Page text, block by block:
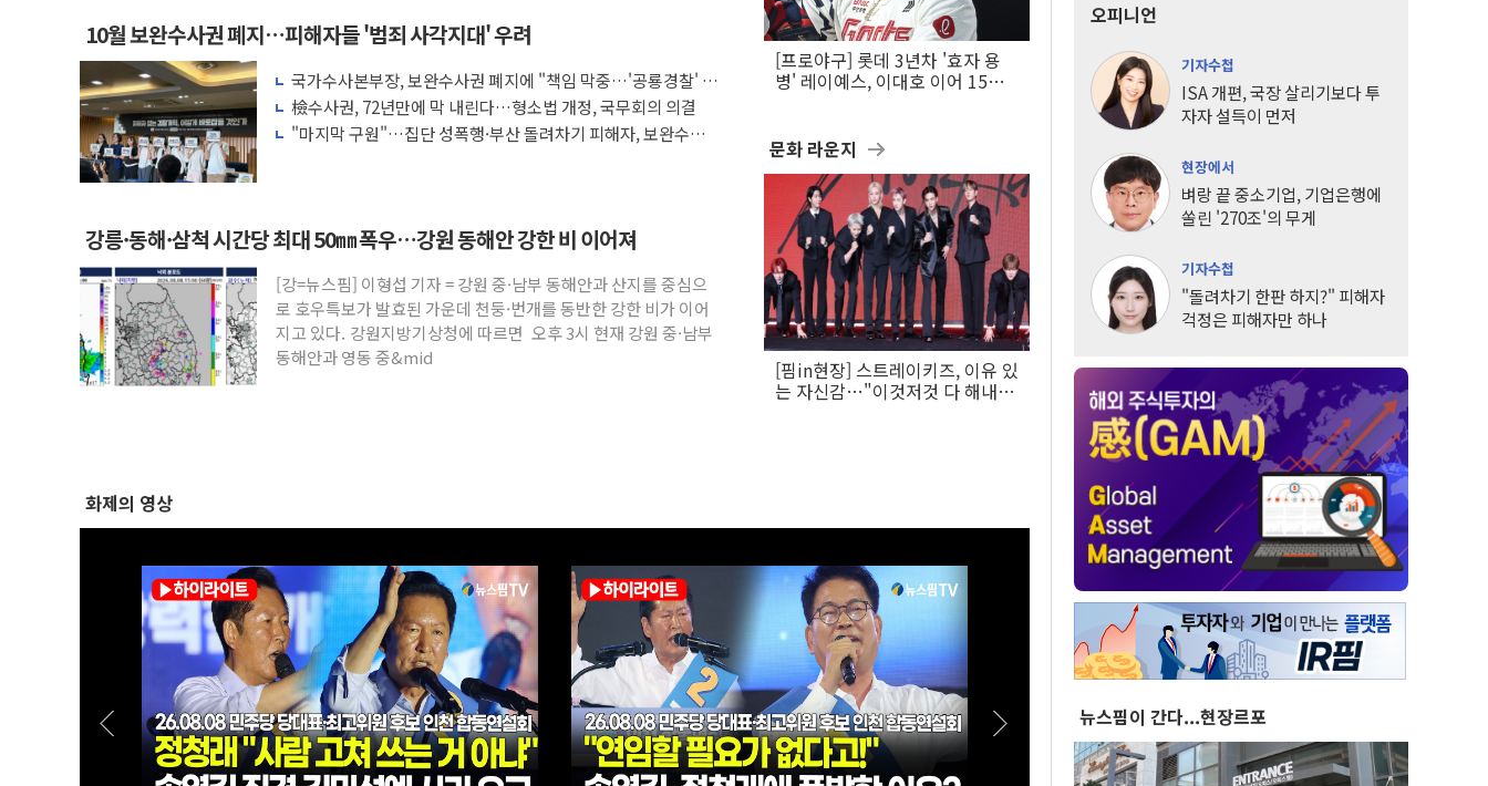
10월 보완수사권 폐지…피해자들 '범죄 사각지대' 우려
국가수사본부장, 보완수사권 폐지에 "책임 막중…'공룡경찰' 우
려 해소"
檢수사권, 72년만에 막 내린다…형소법 개정, 국무회의 의결
"마지막 구원"…집단 성폭행·부산 돌려차기 피해자, 보완수사
강릉·동해·삼척 시간당 최대 50㎜ 폭우…강원 동해안 강한 비 이어져
[강=뉴스핌] 이형섭 기자 = 강원 중·남부 동해안과 산지를 중심으
로 호우특보가 발효된 가운데 천둥·번개를 동반한 강한 비가 이어
지고 있다. 강원지방기상청에 따르면 오후 3시 현재 강원 중·남부
동해안과 영동 중&mid
[프로야구] 롯데 3년차 '효자 용
병' 레이예스, 이대호 이어 15년
문화 라운지
[핌in현장] 스트레이키즈, 이유 있
는 자신감…"이것저것 다 해내는
화제의 영상
오피니언
기자수첩
ISA 개편, 국장 살리기보다 투
자자 설득이 먼저
현장에서
벼랑 끝 중소기업, 기업은행에
쏠린 '270조'의 무게
기자수첩
"돌려차기 한판 하지?" 피해자
걱정은 피해자만 하나
뉴스핌이 간다...현장르포